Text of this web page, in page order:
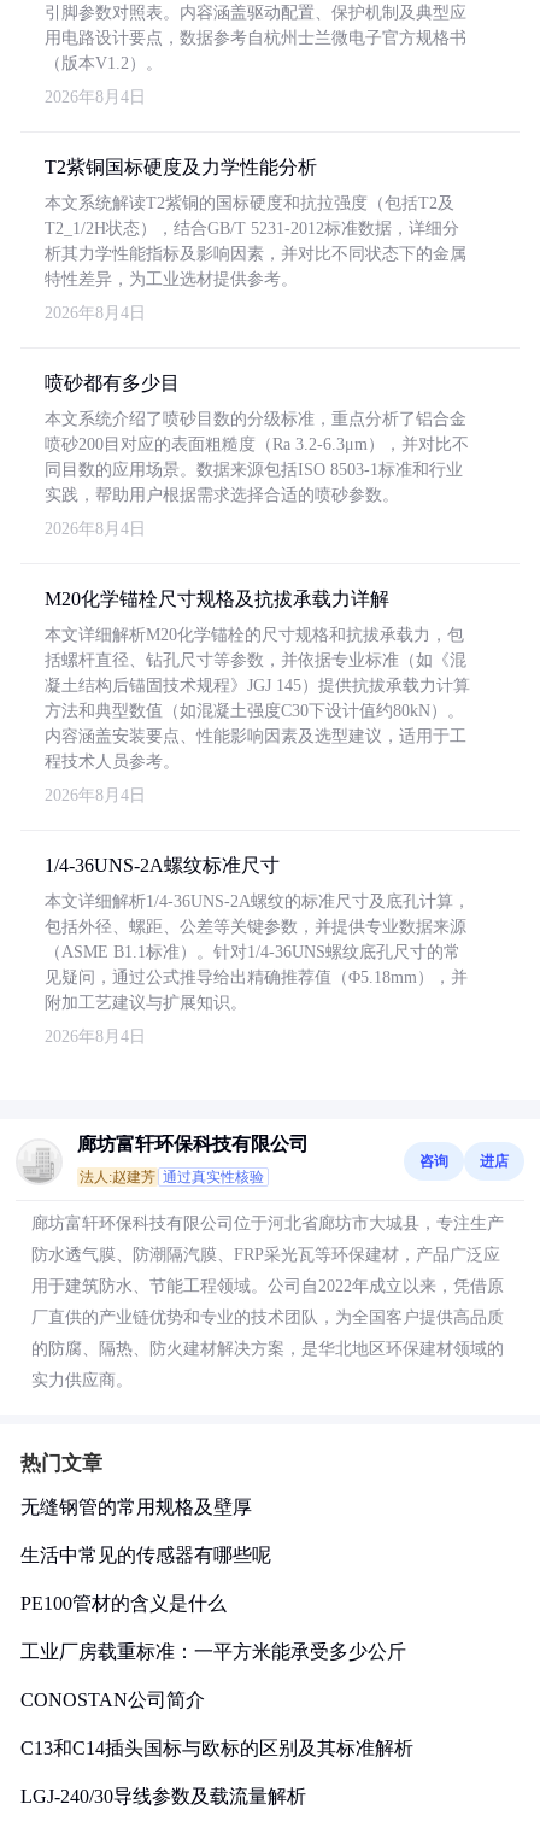
引脚参数对照表。内容涵盖驱动配置、保护机制及典型应
用电路设计要点，数据参考自杭州士兰微电子官方规格书
（版本V1.2）。
2026年8月4日
T2紫铜国标硬度及力学性能分析
本文系统解读T2紫铜的国标硬度和抗拉强度（包括T2及
T2_1/2H状态），结合GB/T 5231-2012标准数据，详细分
析其力学性能指标及影响因素，并对比不同状态下的金属
特性差异，为工业选材提供参考。
2026年8月4日
喷砂都有多少目
本文系统介绍了喷砂目数的分级标准，重点分析了铝合金
喷砂200目对应的表面粗糙度（Ra 3.2-6.3μm），并对比不
同目数的应用场景。数据来源包括ISO 8503-1标准和行业
实践，帮助用户根据需求选择合适的喷砂参数。
2026年8月4日
M20化学锚栓尺寸规格及抗拔承载力详解
本文详细解析M20化学锚栓的尺寸规格和抗拔承载力，包
括螺杆直径、钻孔尺寸等参数，并依据专业标准（如《混
凝土结构后锚固技术规程》JGJ 145）提供抗拔承载力计算
方法和典型数值（如混凝土强度C30下设计值约80kN）。
内容涵盖安装要点、性能影响因素及选型建议，适用于工
程技术人员参考。
2026年8月4日
1/4-36UNS-2A螺纹标准尺寸
本文详细解析1/4-36UNS-2A螺纹的标准尺寸及底孔计算，
包括外径、螺距、公差等关键参数，并提供专业数据来源
（ASME B1.1标准）。针对1/4-36UNS螺纹底孔尺寸的常
见疑问，通过公式推导给出精确推荐值（Φ5.18mm），并
附加工艺建议与扩展知识。
2026年8月4日
廊坊富轩环保科技有限公司
法人:赵建芳 通过真实性核验
咨询 进店
廊坊富轩环保科技有限公司位于河北省廊坊市大城县，专注生产
防水透气膜、防潮隔汽膜、FRP采光瓦等环保建材，产品广泛应
用于建筑防水、节能工程领域。公司自2022年成立以来，凭借原
厂直供的产业链优势和专业的技术团队，为全国客户提供高品质
的防腐、隔热、防火建材解决方案，是华北地区环保建材领域的
实力供应商。
热门文章
无缝钢管的常用规格及壁厚
生活中常见的传感器有哪些呢
PE100管材的含义是什么
工业厂房载重标准：一平方米能承受多少公斤
CONOSTAN公司简介
C13和C14插头国标与欧标的区别及其标准解析
LGJ-240/30导线参数及载流量解析